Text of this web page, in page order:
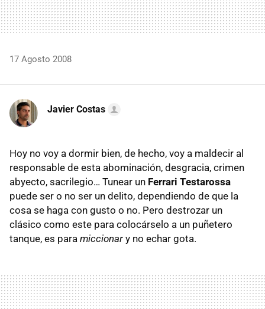
17 Agosto 2008
Javier Costas
Hoy no voy a dormir bien, de hecho, voy a maldecir al
responsable de esta abominación, desgracia, crimen
abyecto, sacrilegio… Tunear un Ferrari Testarossa
puede ser o no ser un delito, dependiendo de que la
cosa se haga con gusto o no. Pero destrozar un
clásico como este para colocárselo a un puñetero
tanque, es para miccionar y no echar gota.